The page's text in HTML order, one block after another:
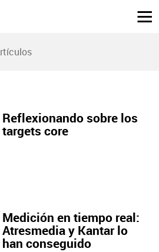
Reflexionando sobre los
targets core
Medición en tiempo real:
Atresmedia y Kantar lo
han conseguido